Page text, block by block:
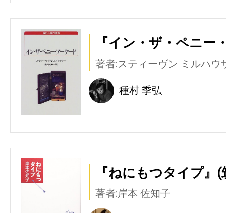
『イン・ザ・ペニー
著者:スティーヴン ミルハウ
種村 季弘
『ねにもつタイプ』
著者:岸本 佐知子